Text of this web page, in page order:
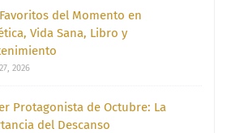
del Momento en
Vida Sana, Libro y
2026
Protagonista de Octubre: La
del Descanso